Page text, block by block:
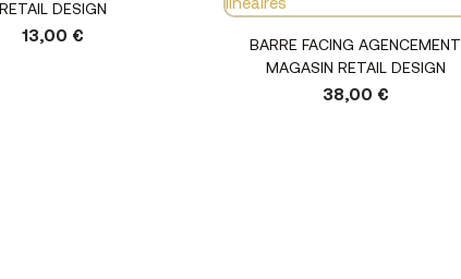
RETAIL DESIGN
13,00 €
Voir le produit
BARRE FACING AGENCEMENT
MAGASIN RETAIL DESIGN
38,00 €